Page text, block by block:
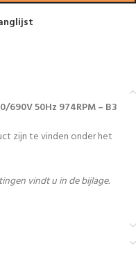
690V 50Hz 974RPM – B3
zijn te vinden onder het
vindt u in de bijlage.